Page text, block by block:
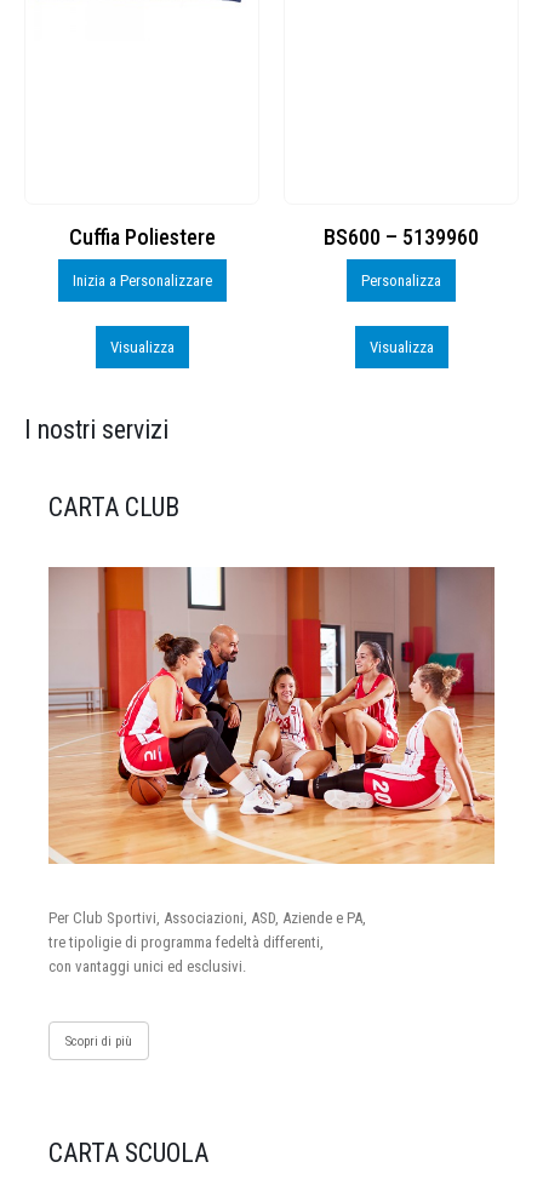
Cuffia Poliestere
Inizia a Personalizzare
Visualizza
BS600 – 5139960
Personalizza
Visualizza
I nostri servizi
CARTA CLUB
Per Club Sportivi, Associazioni, ASD, Aziende e PA,
tre tipoligie di programma fedeltà differenti,
con vantaggi unici ed esclusivi.
Scopri di più
CARTA SCUOLA